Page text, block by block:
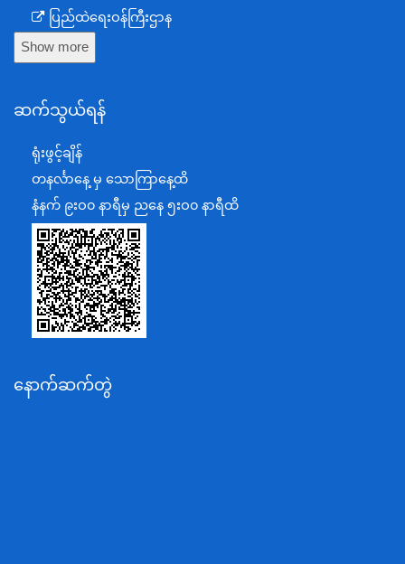
ပြည်ထဲရေးဝန်ကြီးဌာန
ကာကွယ်ရေးဝန်ကြီးဌာန
စီမံကိန်း၊ဘဏ္ဍာရေးနှင့်စက်မှုဝန်ကြီးဌာန
အပြည်ပြည်ဆိုင်ရာပူးပေါင်းဆောင်ရွက်ရေးဝန်ကြီးဌာန
ပြန်ကြားရေးဝန်ကြီးဌာန
သာသနာရေးနှင့် ယဉ်ကျေးမှုဝန်ကြီးဌာန
စိုက်ပျိုးရေး၊မွေးမြူရေးနှင့်ဆည်မြောင်းဝန်ကြီးဌာန
ပို့ဆောင်ရေးနှင့်ဆက်သွယ်ရေးဝန်ကြီးဌာန
သယံဇာတနှင့်ပတ်ဝန်းကျင်ထိန်းသိမ်းရေးဝန်ကြီးဌာန
အလုပ်သမား၊လူဝင်မှုကြီးကြပ်ရေးနှင့်ပြည်သူ့အင်အား
Show more
ဆက်သွယ်ရန်
ရုံးဖွင့်ချိန်
တနင်္လာနေ့ မှ သောကြာနေ့ထိ
နံနက် ၉းဝ၀ နာရီမှ ညနေ ၅းဝ၀ နာရီထိ
နောက်ဆက်တွဲ